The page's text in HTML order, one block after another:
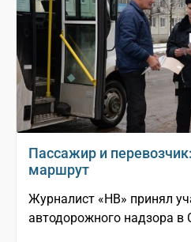
Пассажир и
маршрут
Журналист «НВ» принял
автодорожного надзора в